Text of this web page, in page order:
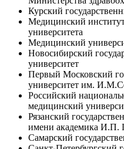
Курский
Медицинский институт
университета
Медицинский
Новосибирский
университет
Первый Московский
университет им.
Российский
медицинский
Рязанский
имени академика И.П.
Самарский